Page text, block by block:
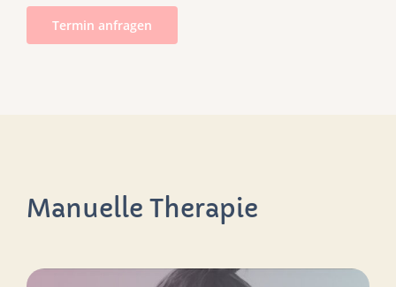
Termin anfragen
Manuelle Therapie